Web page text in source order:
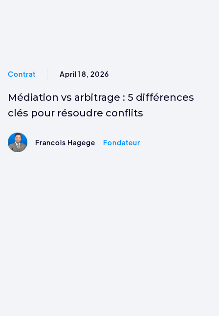
Contrat April 18, 2026
Médiation vs arbitrage : 5 différences
clés pour résoudre conflits
Francois Hagege Fondateur